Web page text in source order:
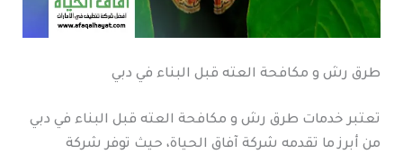
طرق رش و مكافحة العته قبل البناء في دبي
تعتبر خدمات طرق رش و مكافحة العته قبل البناء في دبي
من أبرز ما تقدمه شركة آفاق الحياة، حيث توفر شركة